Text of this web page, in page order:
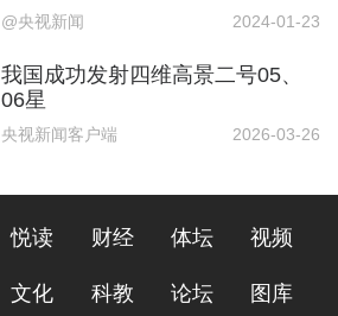
@央视新闻 2024-01-23
我国成功发射四维高景二号05、
06星
央视新闻客户端 2026-03-26
悦读 财经 体坛 视频
文化 科教 论坛 图库